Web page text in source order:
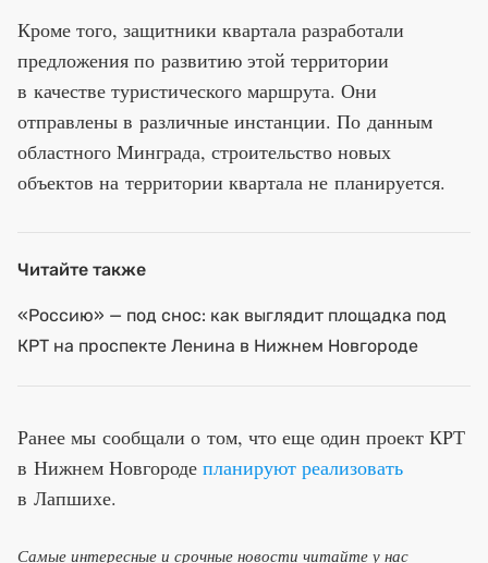
Кроме того, защитники квартала разработали
предложения по развитию этой территории
в качестве туристического маршрута. Они
отправлены в различные инстанции. По данным
областного Минграда, строительство новых
объектов на территории квартала не планируется.
Читайте также
«Россию» — под снос: как выглядит площадка под
КРТ на проспекте Ленина в Нижнем Новгороде
Ранее мы сообщали о том, что еще один проект КРТ
в Нижнем Новгороде планируют реализовать
в Лапшихе.
Самые интересные и срочные новости читайте у нас